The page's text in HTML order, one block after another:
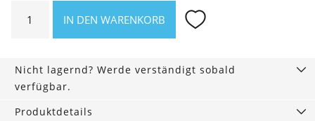
Stoffbeutel
IN DEN WARENKORB
Nicht lagernd? Werde verständigt sobald
verfügbar.
Produktdetails